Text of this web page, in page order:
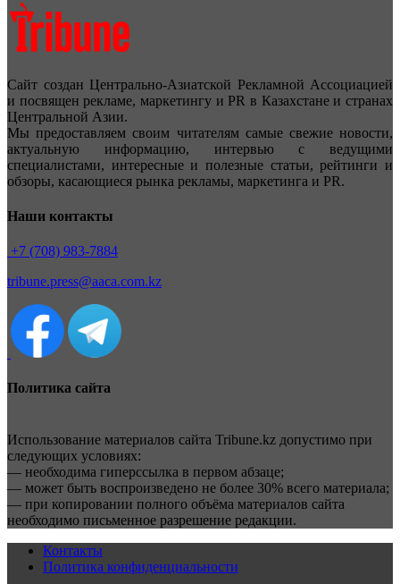
Сайт создан Центрально-Азиатской Рекламной Ассоциацией
и посвящен рекламе, маркетингу и PR в Казахстане и странах
Центральной Азии.
Мы предоставляем своим читателям самые свежие новости,
актуальную информацию, интервью с ведущими
специалистами, интересные и полезные статьи, рейтинги и
обзоры, касающиеся рынка рекламы, маркетинга и PR.
Наши контакты
+7 (708) 983-7884
tribune.press@aaca.com.kz
Политика сайта
Использование материалов сайта Tribune.kz допустимо при
следующих условиях:
— необходима гиперссылка в первом абзаце;
— может быть воспроизведено не более 30% всего материала;
— при копировании полного объёма материалов сайта
необходимо письменное разрешение редакции.
Контакты
Политика конфиденциальности